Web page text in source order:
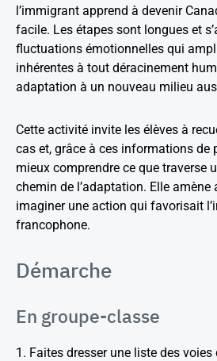
l’immigrant apprend à devenir
facile. Les étapes sont longues et
fluctuations émotionnelles qui
inhérentes à tout déracinement
adaptation à un nouveau milieu
Cette activité invite les élèves à
cas et, grâce à ces informations de
mieux comprendre ce que traverse
chemin de l’adaptation. Elle amène
imaginer une action qui favorisait
francophone.
Démarche
En groupe-classe
1. Faites dresser une liste des voies